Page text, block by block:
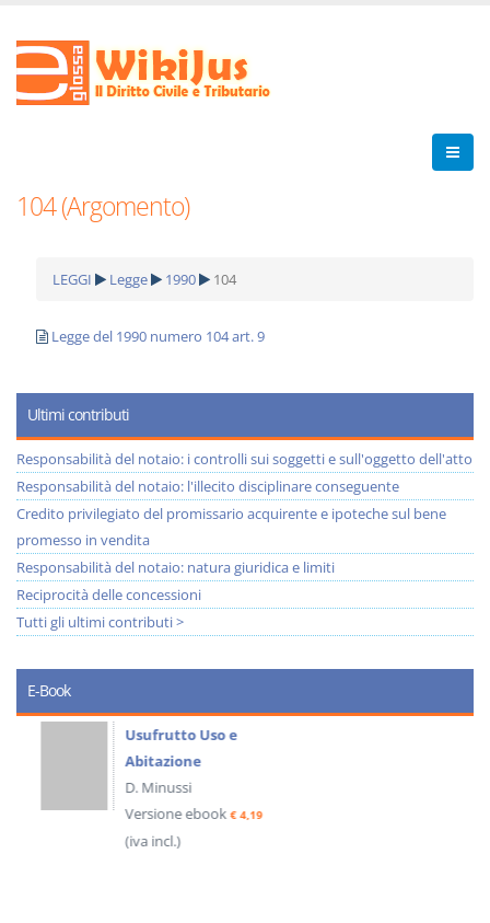
104 (Argomento)
LEGGI Legge 1990 104
Legge del 1990 numero 104 art. 9
Ultimi contributi
Responsabilità del notaio: i controlli sui soggetti e sull'oggetto dell'atto
Responsabilità del notaio: l'illecito disciplinare conseguente
Credito privilegiato del promissario acquirente e ipoteche sul bene
promesso in vendita
Responsabilità del notaio: natura giuridica e limiti
Reciprocità delle concessioni
Tutti gli ultimi contributi >
E-Book
Usufrutto Uso e
Abitazione
D. Minussi
Versione ebook€ 4,19
(iva incl.)